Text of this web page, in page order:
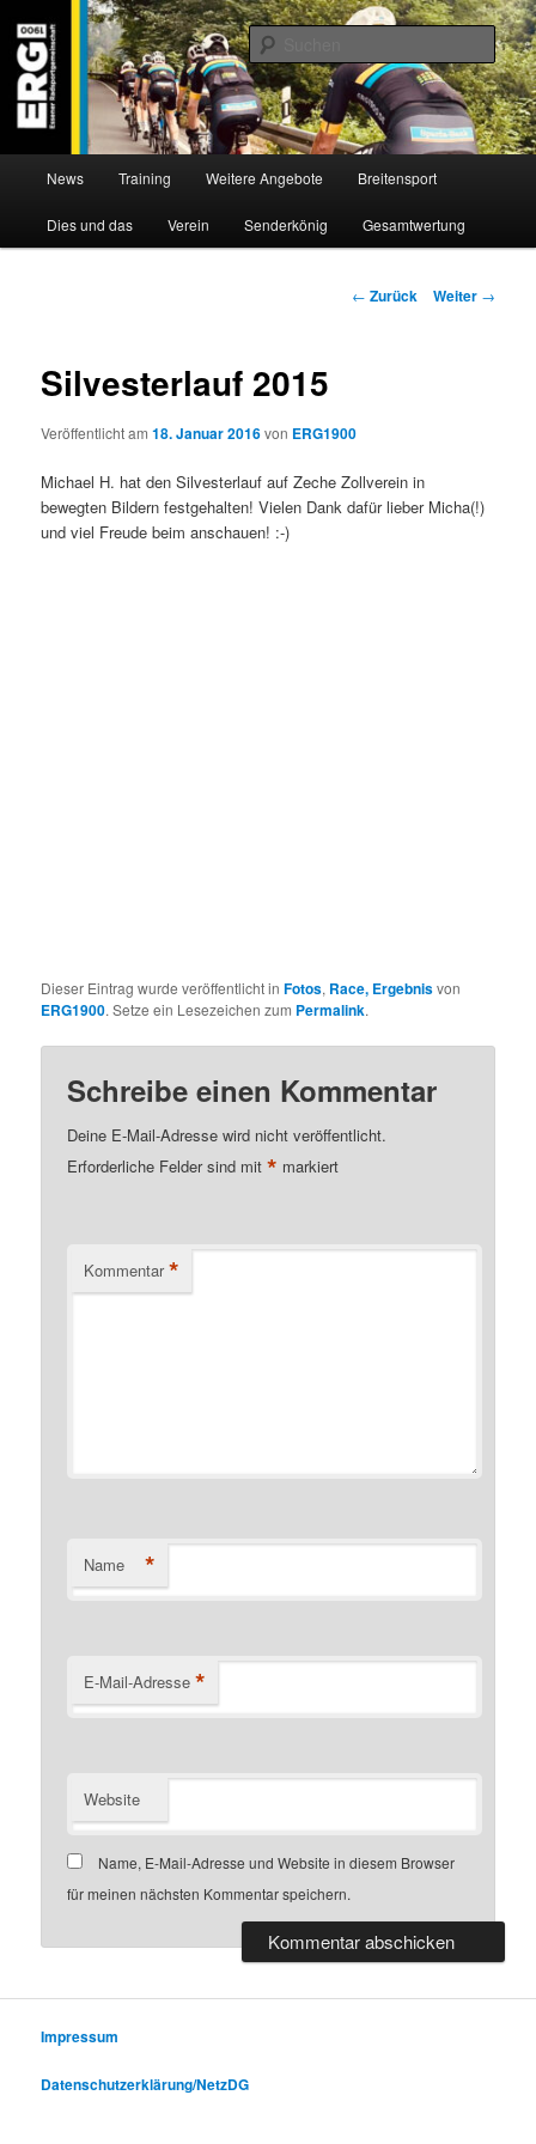
Inhalt
wechseln
ERG 1900 e.V
Willkommen bei der Essener Radsportgemeinschaft
News Training Weitere Angebote Breitensport
Dies und das Verein Senderkönig Gesamtwertung
Beitragsnavigation
← Zurück Weiter →
Silvesterlauf 2015
Veröffentlicht am18. Januar 2016von ERG1900
Michael H. hat den Silvesterlauf auf Zeche Zollverein in
bewegten Bildern festgehalten! Vielen Dank dafür lieber Micha(!)
und viel Freude beim anschauen! :-)
Dieser Eintrag wurde veröffentlicht inFotos, Race, Ergebnisvon
ERG1900. Setze ein Lesezeichen zum Permalink.
Schreibe einen Kommentar
Deine E-Mail-Adresse wird nicht veröffentlicht.
Erforderliche Felder sind mit* markiert
Kommentar *
Name *
E-Mail-Adresse *
Website
Name, E-Mail-Adresse und Website in diesem Browser
für meinen nächsten Kommentar speichern.
Impressum
Datenschutzerklärung/NetzDG